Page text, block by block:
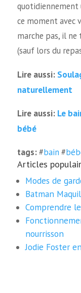
quotidiennement
ce moment avec
marche pas, il
(sauf lors du
Lire aussi:
naturellement
Lire aussi: Le
bébé
tags:#bain #
Articles
Modes de
Batman
Comprendre
nourrisson
Jodie Foster